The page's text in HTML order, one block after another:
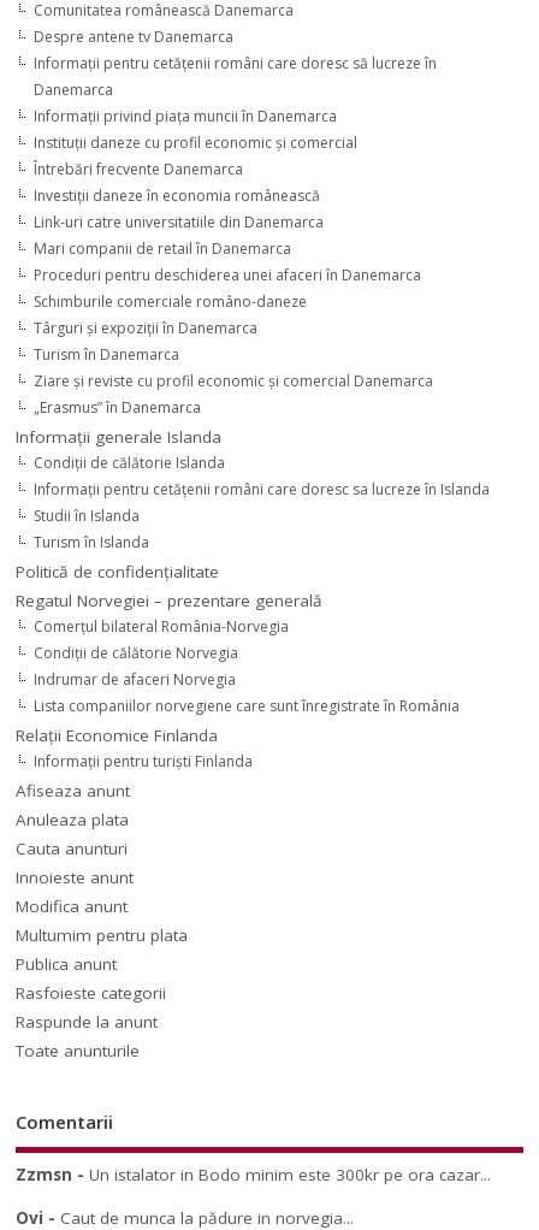
Comunitatea românească Danemarca
Despre antene tv Danemarca
Informaţii pentru cetăţenii români care doresc să lucreze în
Danemarca
Informaţii privind piaţa muncii în Danemarca
Instituţii daneze cu profil economic şi comercial
Întrebări frecvente Danemarca
Investiţii daneze în economia românească
Link-uri catre universitatiile din Danemarca
Mari companii de retail în Danemarca
Proceduri pentru deschiderea unei afaceri în Danemarca
Schimburile comerciale româno-daneze
Târguri şi expoziţii în Danemarca
Turism în Danemarca
Ziare şi reviste cu profil economic şi comercial Danemarca
„Erasmus” în Danemarca
Informaţii generale Islanda
Condiţii de călătorie Islanda
Informaţii pentru cetăţenii români care doresc sa lucreze în Islanda
Studii în Islanda
Turism în Islanda
Politică de confidențialitate
Regatul Norvegiei – prezentare generală
Comerţul bilateral România-Norvegia
Condiții de călătorie Norvegia
Indrumar de afaceri Norvegia
Lista companiilor norvegiene care sunt înregistrate în România
Relaţii Economice Finlanda
Informaţii pentru turişti Finlanda
Afiseaza anunt
Anuleaza plata
Cauta anunturi
Innoieste anunt
Modifica anunt
Multumim pentru plata
Publica anunt
Rasfoieste categorii
Raspunde la anunt
Toate anunturile
Comentarii
Zzmsn -Un istalator in Bodo minim este 300kr pe ora cazar...
Ovi - Caut de munca la pădure in norvegia...